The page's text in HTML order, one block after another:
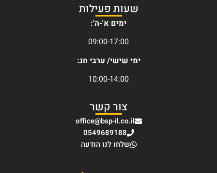
שעות פעילות
ימים א'-ה':
09:00-17:00
ימי שישי/ ערבי חג:
10:00-14:00
צור קשר
office@bsp-il.co.il
0549689188
שלחו לנו הודעה